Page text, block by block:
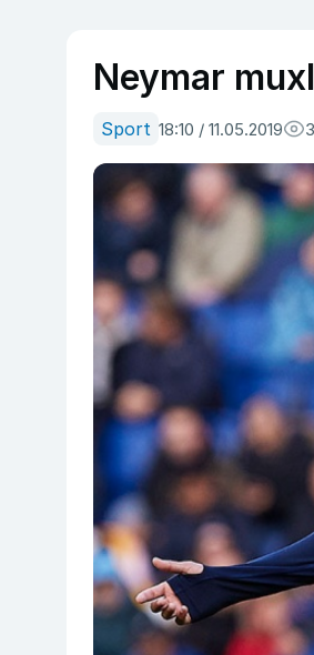
Neymar
Sport 18:10 / 11.05.2019